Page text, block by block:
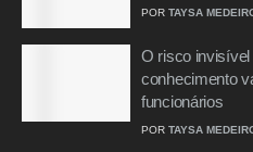
POR TAYSA
O risco invisível
conhecimento
funcionários
POR TAYSA